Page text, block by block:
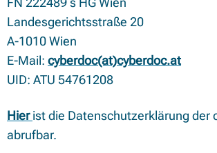
Landesgerichtsstraße 20
A-1010 Wien
E-Mail: cyberdoc(at)cyberdoc.at
UID: ATU 54761208
Hierist die Datenschutzerklärung der
abrufbar.